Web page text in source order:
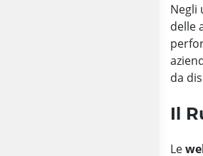
Negli
delle
da
Il
Le